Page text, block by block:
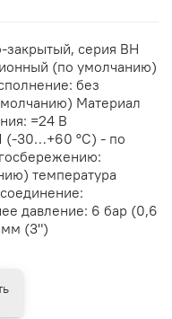
закрытый, серия ВН
(по умолчанию)
без
Материал
=24 В
(-30…+60 °С) - по
температура
давление: 6 бар (0,6
(3")